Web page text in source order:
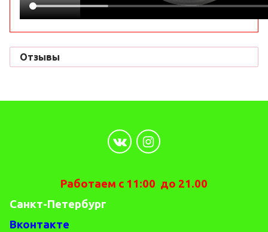
Отзывы
Работаем с 11:00 до 21.00
Санкт-Петербург
Вконтакте